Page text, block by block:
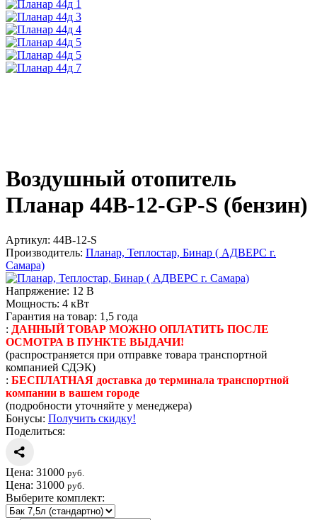
Воздушный отопитель
Планар 44B-12-GP-S (бензин)
Артикул: 44B-12-S
Производитель: Планар, Теплостар, Бинар ( АДВЕРС г.
Самара)
Напряжение: 12 В
Мощность: 4 кВт
Гарантия на товар: 1,5 года
: ДАННЫЙ ТОВАР МОЖНО ОПЛАТИТЬ ПОСЛЕ
ОСМОТРА В ПУНКТЕ ВЫДАЧИ!
(распространяется при отправке товара транспортной
компанией СДЭК)
: БЕСПЛАТНАЯ доставка до терминала транспортной
компании в вашем городе
(подробности уточняйте у менеджера)
Бонусы: Получить скидку!
Поделиться:
Цена: 31000 руб.
Цена: 31000 руб.
Выберите комплект: